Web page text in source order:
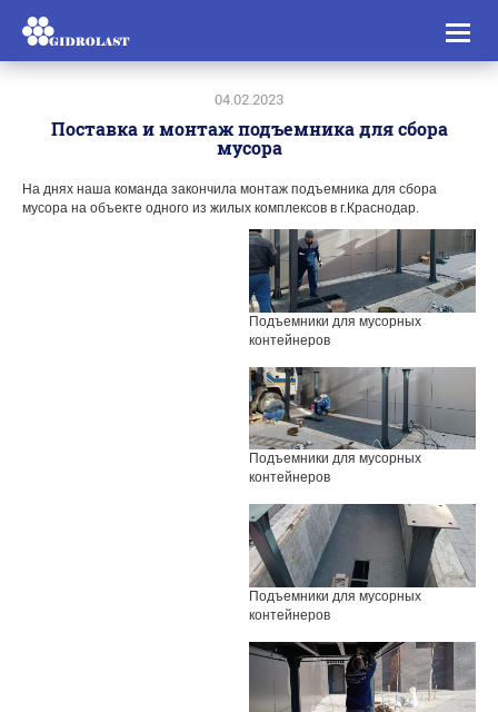
Toggle
04.02.2023
Поставка и монтаж подъемника для сбора
мусора
На днях наша команда закончила монтаж подъемника для сбора
мусора на объекте одного из жилых комплексов в г.Краснодар.
Подъемники для мусорных
контейнеров
Подъемники для мусорных
контейнеров
Подъемники для мусорных
контейнеров